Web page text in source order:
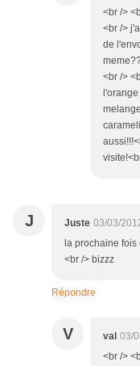
<br />
<br />
de
<br />
J Juste 03/03/
la prochaine
<br /> bizzz
Répondre
V val 03/
<br />